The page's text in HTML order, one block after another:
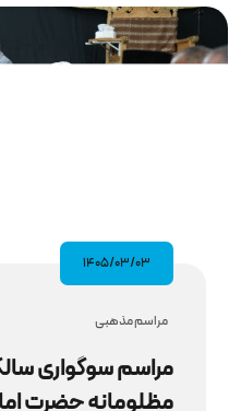
۱۴۰۵/۰۳/۰۳
مراسم مذهبى
مراسم سوگواری
مظلومانه حضرت